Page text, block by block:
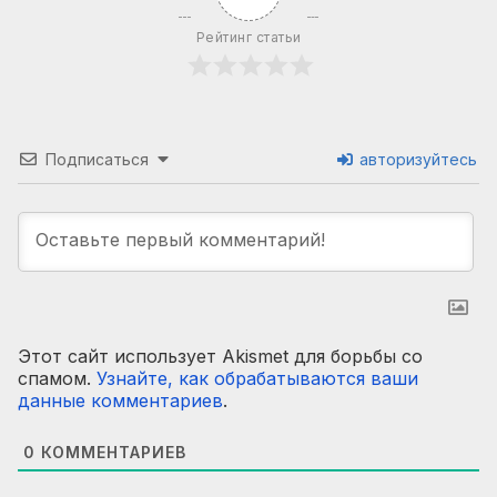
Рейтинг статьи
Подписаться авторизуйтесь
Этот сайт использует Akismet для борьбы со
спамом. Узнайте, как обрабатываются ваши
данные комментариев.
0 КОММЕНТАРИЕВ